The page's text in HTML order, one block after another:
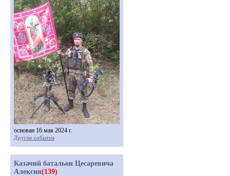
основан 16 мая 2024 г.
Другие события
Казачий батальон Цесаревича
Алексия(139)